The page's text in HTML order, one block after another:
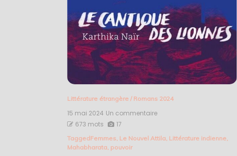
Littérature étrangère / Romans 2024
15 mai 2024 Un commentaire
des
673 mots 17
TaggedFemmes, Le Nouvel Attila, Littérature indienne,
Mahabharata, pouvoir